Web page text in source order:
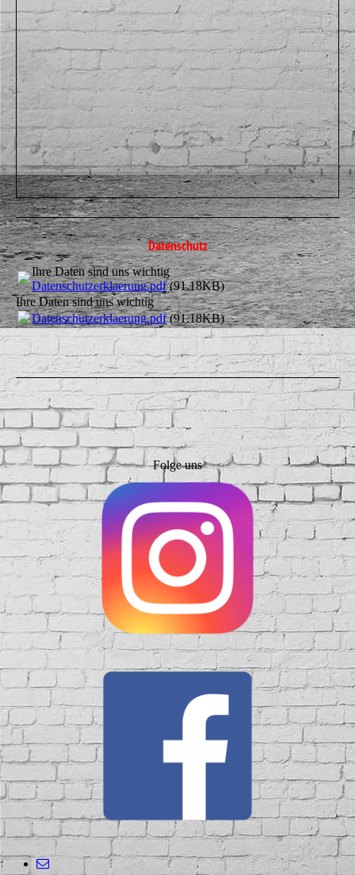
Datenschutz
Ihre Daten sind uns wichtig
Datenschutzerklaerung.pdf(91.18KB)
Ihre Daten sind uns wichtig
Datenschutzerklaerung.pdf(91.18KB)
Folge uns